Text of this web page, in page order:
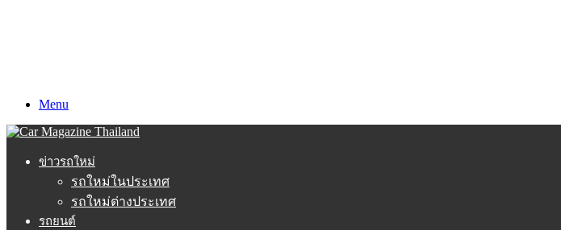
Menu
ข่าวรถใหม่
รถใหม่ในประเทศ
รถใหม่ต่างประเทศ
รถยนต์